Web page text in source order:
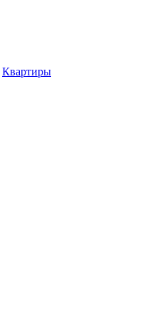
Квартиры